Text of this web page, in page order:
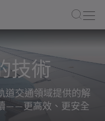
技術
道交通領域提供的解
——更高效、更安全